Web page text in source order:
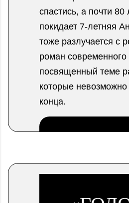
спастись, а почти
покидает 7-летняя
тоже разлучается с
роман современного
посвященный теме
которые
конца.
.